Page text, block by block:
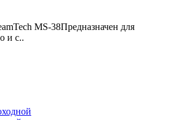
MS-38Предназначен для
и с..